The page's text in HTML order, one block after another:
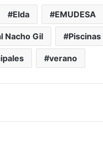
Elda EMUDESA
Nacho Gil
verano